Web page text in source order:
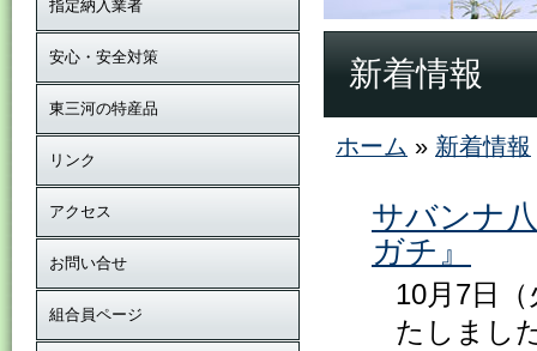
新着情報
ホーム » 新着情報
サバンナ
ガチ』
10月7日
たしまし
指定納入業者
安心・安全対策
東三河の特産品
リンク
アクセス
お問い合せ
組合員ページ